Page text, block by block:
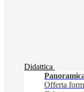
Didattica
Offerta